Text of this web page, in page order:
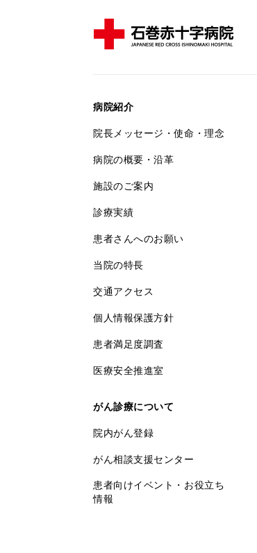
病院紹介
院長メッセージ・使命・理念
病院の概要・沿革
施設のご案内
診療実績
患者さんへのお願い
当院の特長
交通アクセス
個人情報保護方針
患者満足度調査
医療安全推進室
がん診療について
院内がん登録
がん相談支援センター
患者向けイベント・お役立ち
情報